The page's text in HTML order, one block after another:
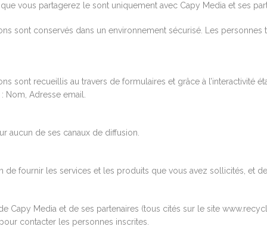
vous partagerez le sont uniquement avec Capy Media et ses
sont conservés dans un environnement sécurisé. Les
sont recueillis au travers de formulaires et grâce à l’interactivité
Adresse email.
aucun de ses canaux de diffusion.
fournir les services et les produits que vous avez sollicités, et
Capy Media et de ses partenaires (tous cités sur le site
contacter les personnes inscrites.